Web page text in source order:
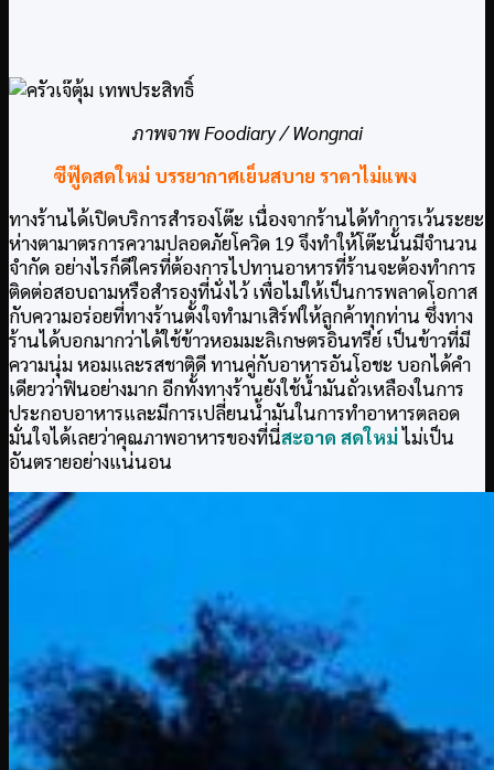
ภาพจาพ Foodiary / Wongnai
ซีฟู๊ดสดใหม่ บรรยากาศเย็นสบาย ราคาไม่แพง
ทางร้านได้เปิดบริการสำรองโต๊ะ เนื่องจากร้านได้ทำการเว้นระยะ
ห่างตามาตรการความปลอดภัยโควิด 19 จึงทำให้โต๊ะนั้นมีจำนวน
จำกัด อย่างไรก็ดีใครที่ต้องการไปทานอาหารที่ร้านจะต้องทำการ
ติดต่อสอบถามหรือสำรองที่นั่งไว้ เพื่อไม่ให้เป็นการพลาดโอกาส
กับความอร่อยที่ทางร้านตั้งใจทำมาเสิร์ฟให้ลูกค้าทุกท่าน ซึ่งทาง
ร้านได้บอกมากว่าได้ใช้ข้าวหอมมะลิเกษตรอินทรีย์ เป็นข้าวที่มี
ความนุ่ม หอมและรสชาติดี ทานคู่กับอาหารอันโอชะ บอกได้คำ
เดียวว่าฟินอย่างมาก อีกทั้งทางร้านยังใช้น้ำมันถั่วเหลืองในการ
ประกอบอาหารและมีการเปลี่ยนน้ำมันในการทำอาหารตลอด
มั่นใจได้เลยว่าคุณภาพอาหารของที่นี่สะอาด สดใหม่ไม่เป็น
อันตรายอย่างแน่นอน